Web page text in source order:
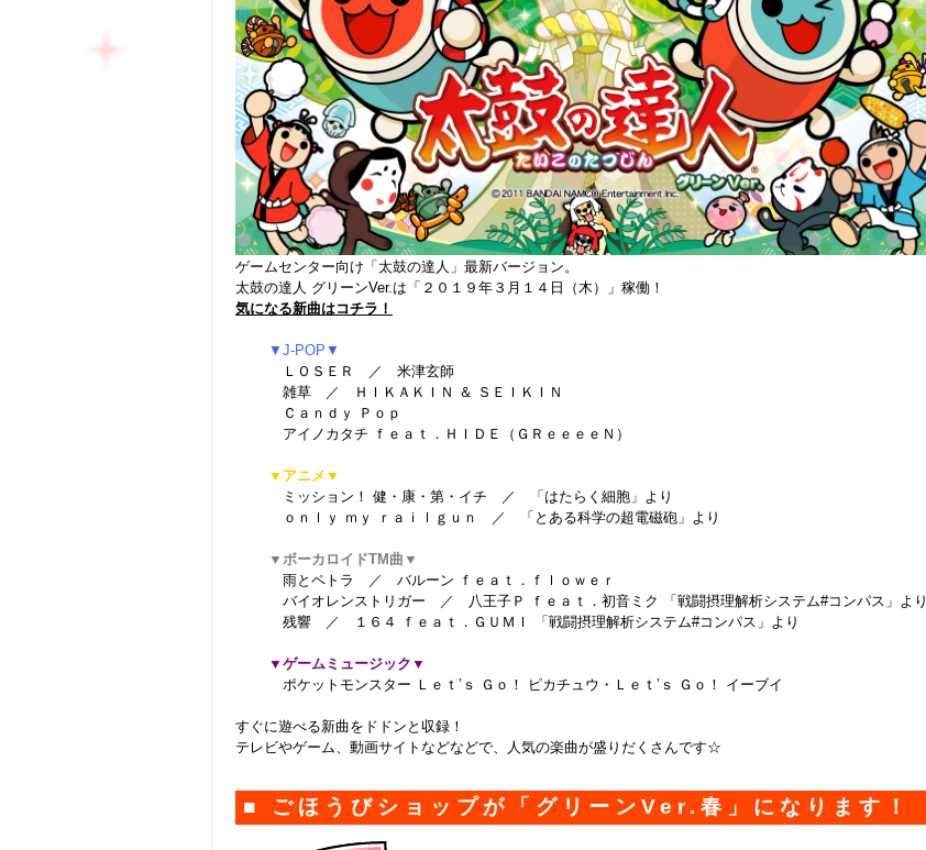
ゲームセンター向け「太鼓の達人」最新バージョン。
太鼓の達人 グリーンVer. は「２０１９年３月１４日（木）」稼働！
気になる新曲はコチラ！
▼ J-POP ▼
ＬＯＳＥＲ ／ 米津玄師
雑草 ／ ＨＩＫＡＫＩＮ ＆ ＳＥＩＫＩＮ
Ｃａｎｄｙ Ｐｏｐ
アイノカタチ ｆｅａｔ．ＨＩＤＥ（ＧＲｅｅｅｅＮ）
▼アニメ▼
ミッション！ 健・康・第・イチ ／ 「はたらく細胞」より
ｏｎｌｙ ｍｙ ｒａｉｌｇｕｎ ／ 「とある科学の超電磁砲」より
▼ボーカロイドTM 曲▼
雨とペトラ ／ バルーン ｆｅａｔ．ｆｌｏｗｅｒ
バイオレンストリガー ／ 八王子Ｐ ｆｅａｔ．初音ミク 「戦闘摂理解析システム#コンパス」より
残響 ／ １６４ ｆｅａｔ．ＧＵＭＩ 「戦闘摂理解析システム#コンパス」より
▼ゲームミュージック▼
ポケットモンスター Ｌｅｔ’ｓ Ｇｏ！ ピカチュウ・Ｌｅｔ’ｓ Ｇｏ！ イーブイ
すぐに遊べる新曲をドドンと収録！
テレビやゲーム、動画サイトなどなどで、人気の楽曲が盛りだくさんです☆
■ ごほうびショップが「グリーン Ver. 春」になります！